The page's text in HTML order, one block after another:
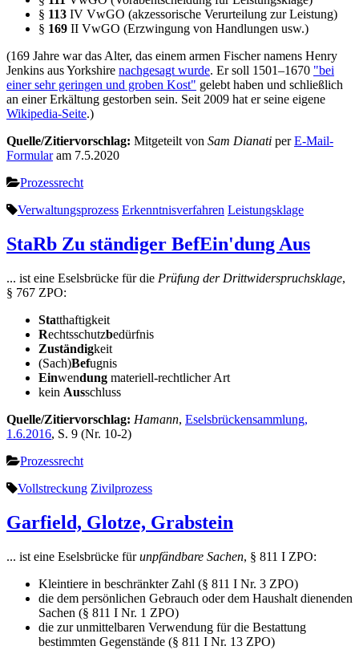
§ 113 IV VwGO (akzessorische Verurteilung zur Leistung)
§ 169 II VwGO (Erzwingung von Handlungen usw.)
(169 Jahre war das Alter, das einem armen Fischer namens Henry
Jenkins aus Yorkshire nachgesagt wurde. Er soll 1501–1670 "bei
einer sehr geringen und groben Kost" gelebt haben und schließlich
an einer Erkältung gestorben sein. Seit 2009 hat er seine eigene
Wikipedia-Seite.)
Quelle/Zitiervorschlag: Mitgeteilt von Sam Dianati perE-Mail-
Formularam 7.5.2020
Prozessrecht
Verwaltungsprozess Erkenntnisverfahren Leistungsklage
StaRb Zu ständiger BefEin'dung Aus
... ist eine Eselsbrücke für die Prüfung der Drittwiderspruchsklage,
§ 767 ZPO:
Statthaftigkeit
Rechtsschutzbedürfnis
Zuständigkeit
(Sach)Befugnis
Einwendung materiell-rechtlicher Art
kein Ausschluss
Quelle/Zitiervorschlag: Hamann, Eselsbrückensammlung,
1.6.2016, S. 9 (Nr. 10-2)
Prozessrecht
Vollstreckung Zivilprozess
Garfield, Glotze, Grabstein
... ist eine Eselsbrücke fürunpfändbare Sachen, § 811 I ZPO:
Kleintiere in beschränkter Zahl (§ 811 I Nr. 3 ZPO)
die dem persönlichen Gebrauch oder dem Haushalt dienenden
Sachen (§ 811 I Nr. 1 ZPO)
die zur unmittelbaren Verwendung für die Bestattung
bestimmten Gegenstände (§ 811 I Nr. 13 ZPO)